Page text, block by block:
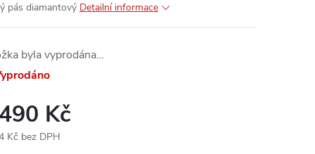
pás diamantový Detailní informace
byla vyprodána…
Kč
Kč bez DPH